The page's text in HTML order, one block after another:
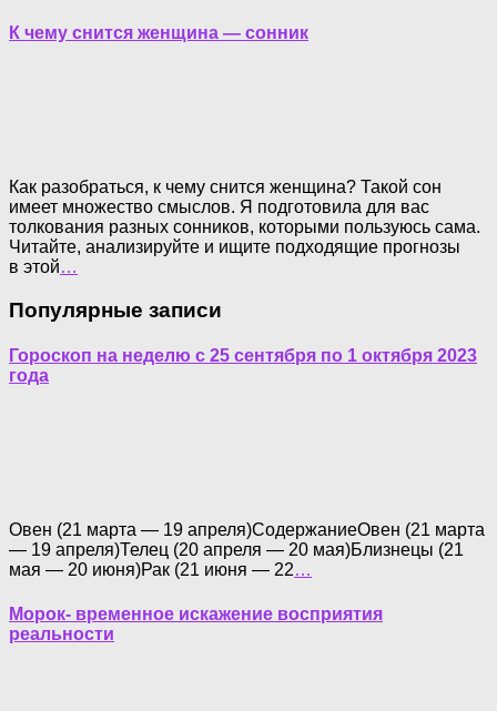
К чему снится женщина — сонник
Как разобраться, к чему снится женщина? Такой сон
имеет множество смыслов. Я подготовила для вас
толкования разных сонников, которыми пользуюсь сама.
Читайте, анализируйте и ищите подходящие прогнозы
в этой…
Популярные записи
Гороскоп на неделю с 25 сентября по 1 октября 2023
года
Овен (21 марта — 19 апреля)СодержаниеОвен (21 марта
— 19 апреля)Телец (20 апреля — 20 мая)Близнецы (21
мая — 20 июня)Рак (21 июня — 22…
Морок- временное искажение восприятия
реальности